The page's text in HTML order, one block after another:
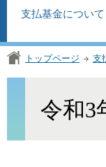
支払基金について
トップページ 支
令和3